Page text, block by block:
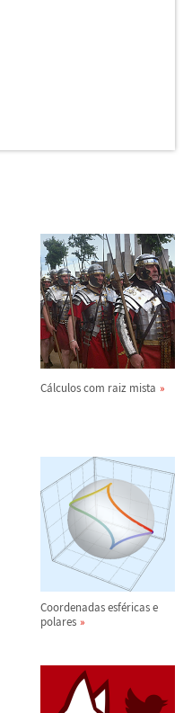
Cálculos com raiz mista
Coordenadas esféricas e
polares